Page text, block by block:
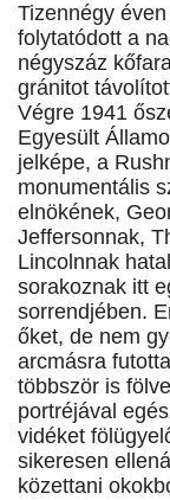
Tizennégy
folytatódott a
négyszáz
gránitot
Végre 1941
Egyesült
jelképe, a
monumentális
elnökének,
Jeffersonnak,
Lincolnnak
sorakoznak itt
sorrendjében.
őket, de nem
arcmásra
többször is
portréjával
vidéket
sikeresen
közettani